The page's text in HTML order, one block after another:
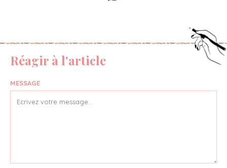
Réagir à l'article
MESSAGE